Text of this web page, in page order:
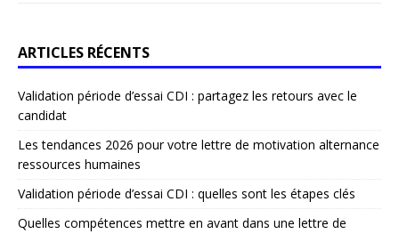
ARTICLES RÉCENTS
Validation période d’essai CDI : partagez les retours avec le
candidat
Les tendances 2026 pour votre lettre de motivation alternance
ressources humaines
Validation période d’essai CDI : quelles sont les étapes clés
Quelles compétences mettre en avant dans une lettre de